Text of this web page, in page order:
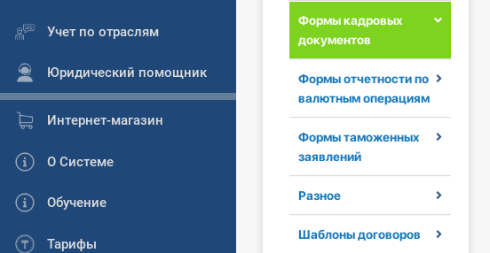
Учет по отраслям
Юридический помощник
Интернет-магазин
О Системе
Обучение
Тарифы
Формы кадровых
документов
Формы отчетности по
валютным операциям
Формы таможенных
заявлений
Разное
Шаблоны договоров